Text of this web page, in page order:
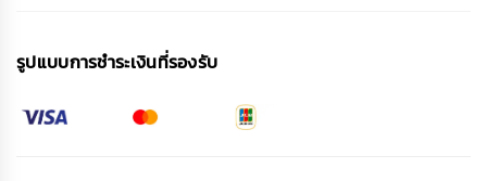
รูปแบบการชําระเงินที่รองรับ